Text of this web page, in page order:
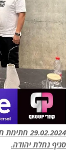
סניף נחלת יהודה.